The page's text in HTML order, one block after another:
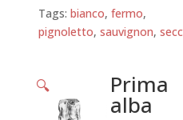
Tags:bianco,fermo,
pignoletto,sauvignon,
🔍 Prima
alba